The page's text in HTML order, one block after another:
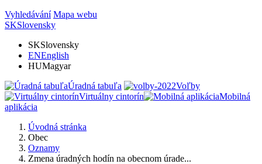
Vyhledávání Mapa webu
SKSlovensky
SKSlovensky
ENEnglish
HUMagyar
Úradná tabuľa
Voľby
Virtuálny cintorín
Mobilná
aplikácia
Úvodná stránka
Obec
Oznamy
Zmena úradných hodín na obecnom úrade...